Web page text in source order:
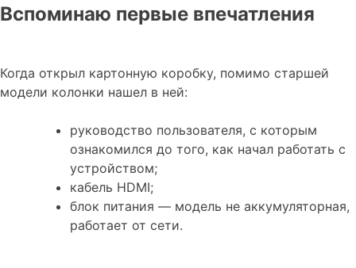
Вспоминаю первые впечатления
Когда открыл картонную коробку, помимо старшей
модели колонки нашел в ней:
руководство пользователя, с которым
ознакомился до того, как начал работать с
устройством;
кабель HDMI;
блок питания — модель не аккумуляторная,
работает от сети.